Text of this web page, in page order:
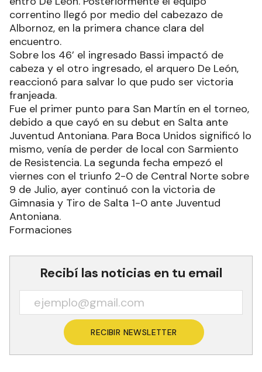
correntino llegó por medio del cabezazo de
Albornoz, en la primera chance clara del
encuentro.
Sobre los 46’ el ingresado Bassi impactó de
cabeza y el otro ingresado, el arquero De León,
reaccionó para salvar lo que pudo ser victoria
franjeada.
Fue el primer punto para San Martín en el torneo,
debido a que cayó en su debut en Salta ante
Juventud Antoniana. Para Boca Unidos significó lo
mismo, venía de perder de local con Sarmiento
de Resistencia. La segunda fecha empezó el
viernes con el triunfo 2-0 de Central Norte sobre
9 de Julio, ayer continuó con la victoria de
Gimnasia y Tiro de Salta 1-0 ante Juventud
Antoniana.
Formaciones
Recibí las noticias en tu email
RECIBIR NEWSLETTER